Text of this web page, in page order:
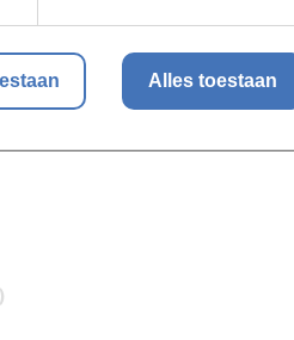
Alles toestaan